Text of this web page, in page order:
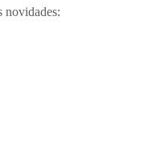
novidades: